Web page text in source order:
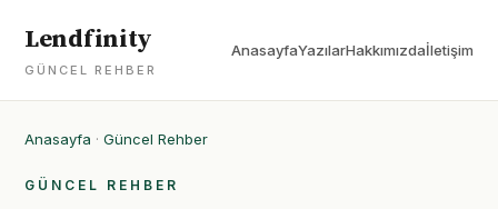
Lendfinity
GÜNCEL REHBER
AnasayfaYazılarHakkımızdaİletişim
Anasayfa · Güncel Rehber
GÜNCEL REHBER